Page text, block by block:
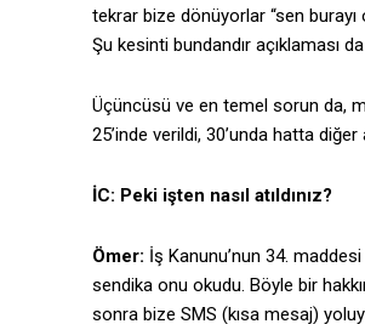
tekrar bize dönüyorlar “sen burayı
Şu kesinti bundandır açıklaması
Üçüncüsü ve en temel sorun da,
25’inde verildi, 30’unda hatta
İC: Peki işten nasıl atıldınız?
Ömer: İş Kanunu’nun 34.
sendika onu okudu. Böyle bir
sonra bize SMS (kısa mesaj)